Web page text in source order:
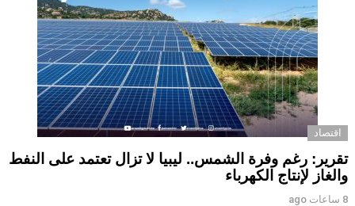
اقتصاد
تقرير: رغم وفرة الشمس.. ليبيا لا تزال تعتمد على النفط
والغاز لإنتاج الكهرباء
8 ساعات ago